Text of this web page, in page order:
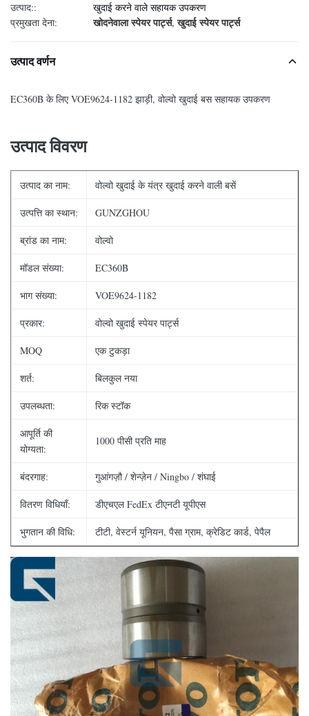
उत्पाद::
खुदाई करने वाले सहायक उपकरण
प्रमुखता देना:
खोदनेवाला स्पेयर पार्ट्स,खुदाई स्पेयर पार्ट्स
उत्पाद वर्णन
EC360B के लिए VOE9624-1182 झाड़ी, वोल्वो खुदाई बस सहायक उपकरण
उत्पाद विवरण
उत्पाद का नाम: वोल्वो खुदाई के यंत्र खुदाई करने वाली बसें
उत्पत्ति का स्थान: GUNZGHOU
ब्रांड का नाम: वोल्वो
मॉडल संख्या: EC360B
भाग संख्या: VOE9624-1182
प्रकार: वोल्वो खुदाई स्पेयर पार्ट्स
MOQ एक टुकड़ा
शर्त: बिलकुल नया
उपलब्धता: रिक स्टॉक
आपूर्ति की
योग्यता:
1000 पीसी प्रति माह
बंदरगाह: गुआंगज़ौ / शेन्ज़ेन / Ningbo / शंघाई
वितरण विधियाँ: डीएचएल FedEx टीएनटी यूपीएस
भुगतान की विधि: टीटी, वेस्टर्न यूनियन, पैसा ग्राम, क्रेडिट कार्ड, पेपैल